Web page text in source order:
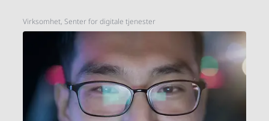
Virksomhet, Senter for digitale tjenester